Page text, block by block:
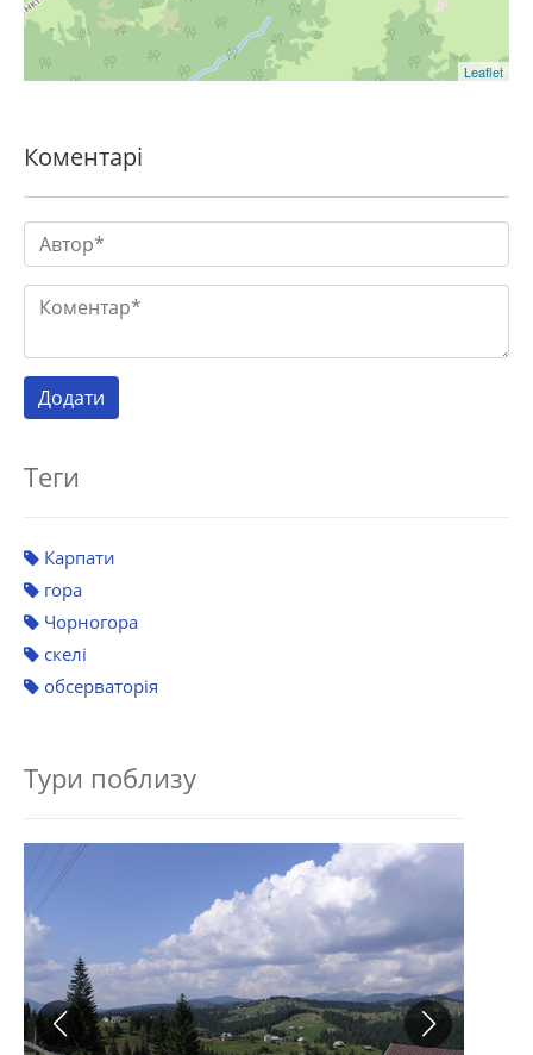
Leaflet
Коментарі
Теги
Карпати
гора
Чорногора
скелі
обсерваторія
Тури поблизу